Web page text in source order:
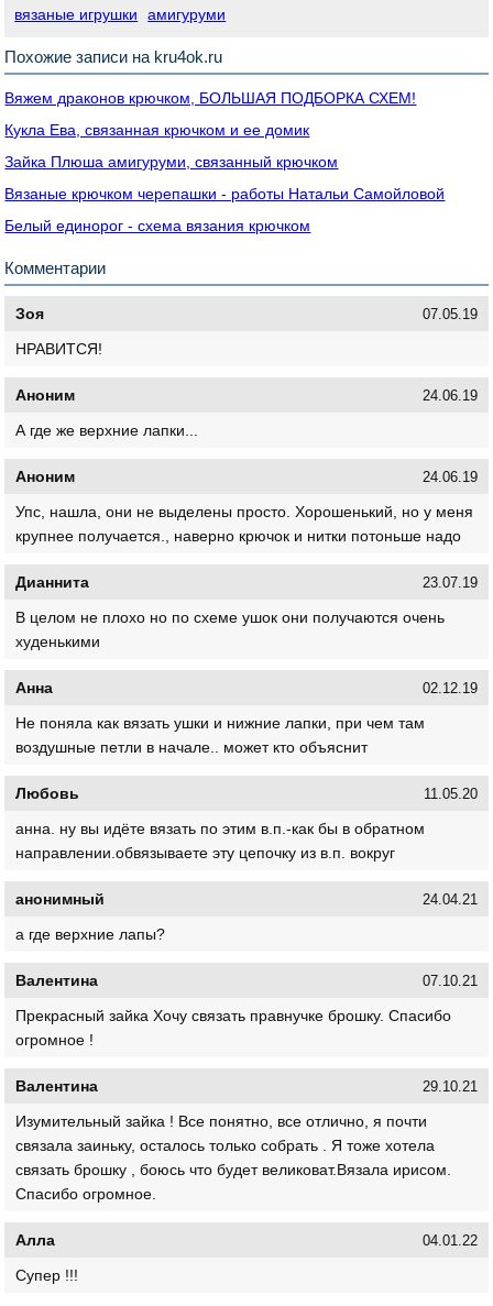
вязаные игрушки амигуруми
Похожие записи на kru4ok.ru
Вяжем драконов крючком, БОЛЬШАЯ ПОДБОРКА СХЕМ!
Кукла Ева, связанная крючком и ее домик
Зайка Плюша амигуруми, связанный крючком
Вязаные крючком черепашки - работы Натальи Самойловой
Белый единорог - схема вязания крючком
Комментарии
Зоя 07.05.19
НРАВИТСЯ!
Аноним 24.06.19
А где же верхние лапки...
Аноним 24.06.19
Упс, нашла, они не выделены просто. Хорошенький, но у меня
крупнее получается., наверно крючок и нитки потоньше надо
Дианнита 23.07.19
В целом не плохо но по схеме ушок они получаются очень
худенькими
Анна 02.12.19
Не поняла как вязать ушки и нижние лапки, при чем там
воздушные петли в начале.. может кто объяснит
Любовь 11.05.20
анна. ну вы идёте вязать по этим в.п.-как бы в обратном
направлении.обвязываете эту цепочку из в.п. вокруг
анонимный 24.04.21
а где верхние лапы?
Валентина 07.10.21
Прекрасный зайка Хочу связать правнучке брошку. Спасибо
огромное !
Валентина 29.10.21
Изумительный зайка ! Все понятно, все отлично, я почти
связала заиньку, осталось только собрать . Я тоже хотела
связать брошку , боюсь что будет великоват.Вязала ирисом.
Спасибо огромное.
Алла 04.01.22
Супер !!!